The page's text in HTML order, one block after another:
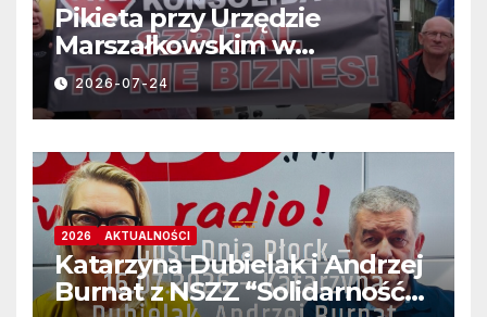
Pikieta przy Urzędzie
Marszałkowskim w
Warszawie na ul.
Jagiellońska 26
2026-07-24
2026 AKTUALNOŚCI
Katarzyna Dubielak i Andrzej
Burnat z NSZZ “Solidarność”